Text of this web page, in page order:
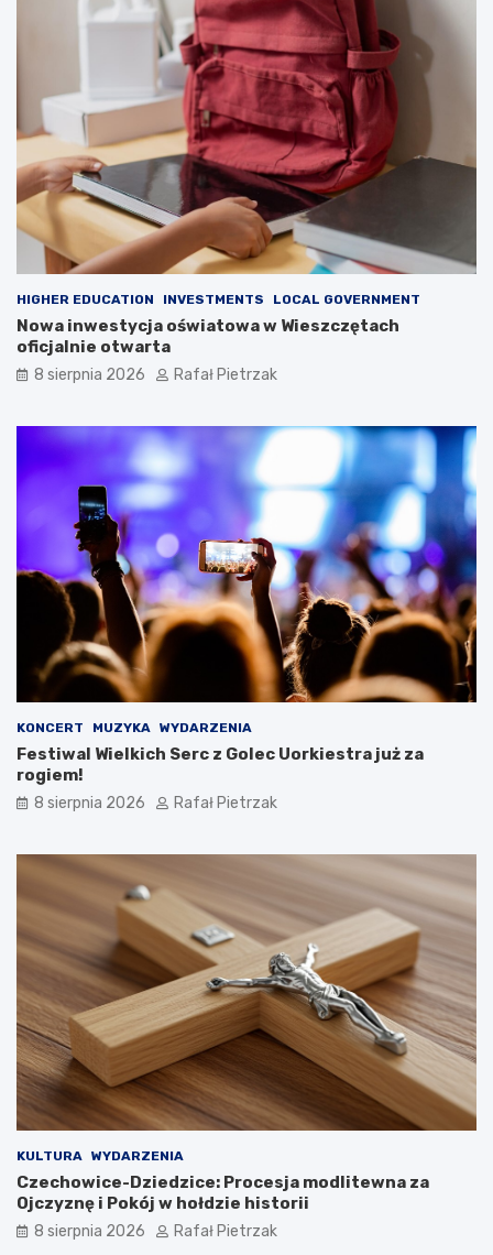
HIGHER EDUCATION INVESTMENTS LOCAL GOVERNMENT
Nowa inwestycja oświatowa w Wieszczętach
oficjalnie otwarta
8 sierpnia 2026 Rafał Pietrzak
KONCERT MUZYKA WYDARZENIA
Festiwal Wielkich Serc z Golec Uorkiestra już za
rogiem!
8 sierpnia 2026 Rafał Pietrzak
KULTURA WYDARZENIA
Czechowice-Dziedzice: Procesja modlitewna za
Ojczyznę i Pokój w hołdzie historii
8 sierpnia 2026 Rafał Pietrzak